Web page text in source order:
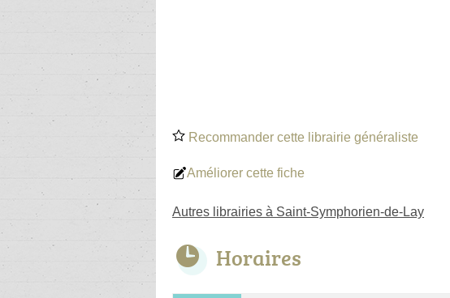
Recommander cette librairie généraliste
Améliorer cette fiche
Autres librairies à Saint-Symphorien-de-Lay
Horaires